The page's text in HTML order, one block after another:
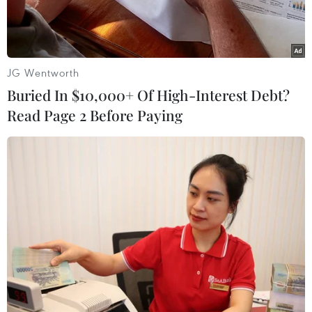
Bà Zekra Alwach. (Nguồn: alarabiya.net)
Phát ngôn viên của Chính phủ Iraq ngày 21/2
cho biết bà Zekra Alwach đã được chỉ định làm
Thị trưởng Baghdad, trở thành người phụ nữ
đầu tiên giữ chức vụ này tại Iraq, nơi nhiều tổ
JG Wentworth
Buried In $10,000+ Of High-Interest Debt?
Read Page 2 Before Paying